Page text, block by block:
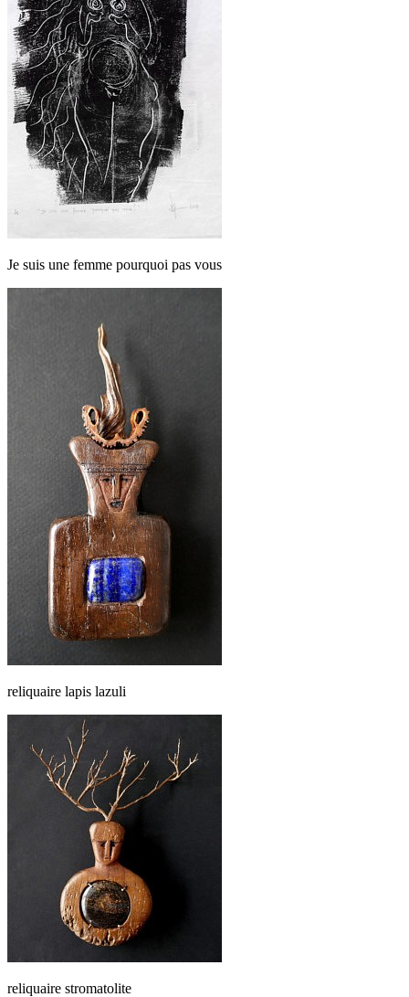
Je suis une femme pourquoi pas vous
reliquaire lapis lazuli
reliquaire stromatolite